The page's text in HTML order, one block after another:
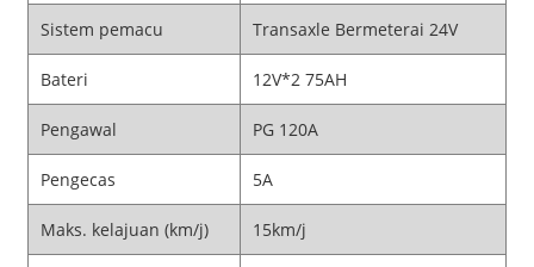
Sistem pemacu Transaxle Bermeterai 24V
Bateri 12V*2 75AH
Pengawal PG 120A
Pengecas 5A
Maks. kelajuan (km/j) 15km/j